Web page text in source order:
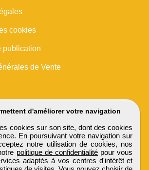
d'améliorer votre navigation
cookies sur son site, dont des cookies
En poursuivant votre navigation sur
notre utilisation de cookies, nos
politique de confidentialité pour vous
adaptés à vos centres d'intérêt et
cookies
publication
de Vente